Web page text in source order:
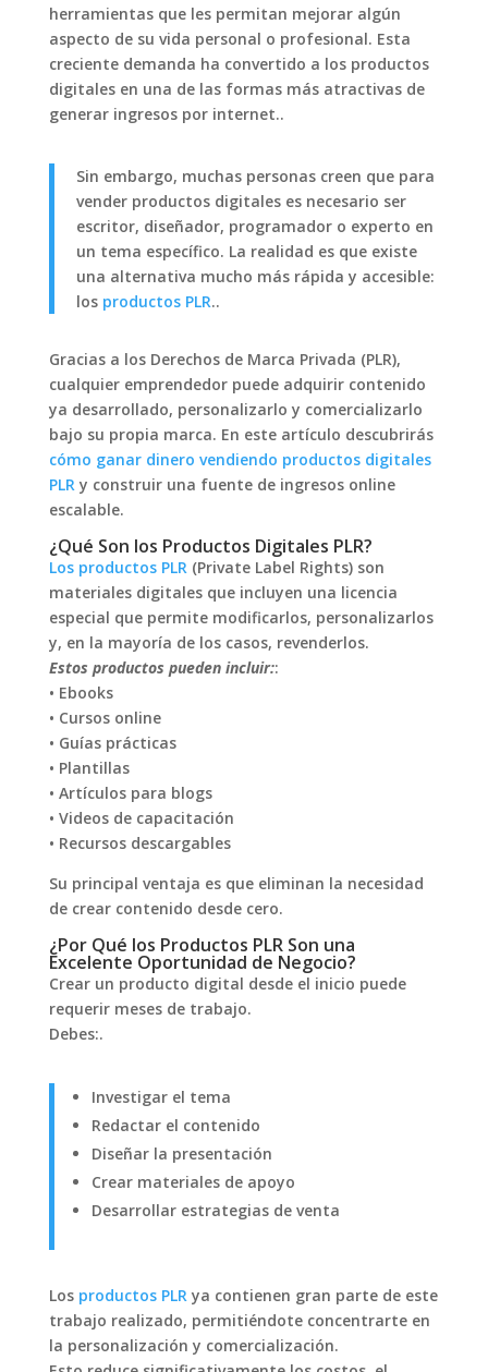
herramientas que les permitan mejorar algún
aspecto de su vida personal o profesional. Esta
creciente demanda ha convertido a los productos
digitales en una de las formas más atractivas de
generar ingresos por internet..
Sin embargo, muchas personas creen que para
vender productos digitales es necesario ser
escritor, diseñador, programador o experto en
un tema específico. La realidad es que existe
una alternativa mucho más rápida y accesible:
los productos PLR..
Gracias a los Derechos de Marca Privada (PLR),
cualquier emprendedor puede adquirir contenido
ya desarrollado, personalizarlo y comercializarlo
bajo su propia marca. En este artículo descubrirás
cómo ganar dinero vendiendo productos digitales
PLR y construir una fuente de ingresos online
escalable.
¿Qué Son los Productos Digitales PLR?
Los productos PLR (Private Label Rights) son
materiales digitales que incluyen una licencia
especial que permite modificarlos, personalizarlos
y, en la mayoría de los casos, revenderlos.
Estos productos pueden incluir::
• Ebooks
• Cursos online
• Guías prácticas
• Plantillas
• Artículos para blogs
• Videos de capacitación
• Recursos descargables
Su principal ventaja es que eliminan la necesidad
de crear contenido desde cero.
¿Por Qué los Productos PLR Son una
Excelente Oportunidad de Negocio?
Crear un producto digital desde el inicio puede
requerir meses de trabajo.
Debes:.
Investigar el tema
Redactar el contenido
Diseñar la presentación
Crear materiales de apoyo
Desarrollar estrategias de venta
Los productos PLR ya contienen gran parte de este
trabajo realizado, permitiéndote concentrarte en
la personalización y comercialización.